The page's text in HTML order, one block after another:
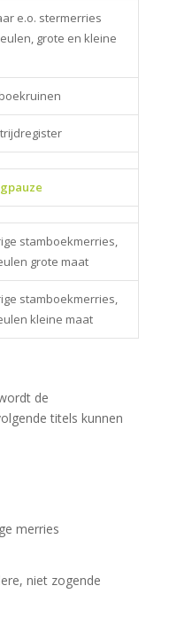
e.o. stermerries
grote en kleine
stamboekmerries,
grote maat
stamboekmerries,
kleine maat
de
titels kunnen
merries
niet zogende